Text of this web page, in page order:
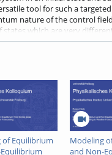
tool for such a
nature of the control
which are very
electrodynamics. In this
quantum system. To this
more efficiently, along
statistics. Here we
achieve good and fast
of various
of Equilibrium
Modeling
and Non-